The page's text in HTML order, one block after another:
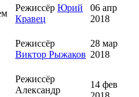
Режиссёр Юрий
Кравец
06 апр
2018
Режиссёр
Виктор Рыжаков
28 мар
2018
Режиссёр
Александр
14 фев